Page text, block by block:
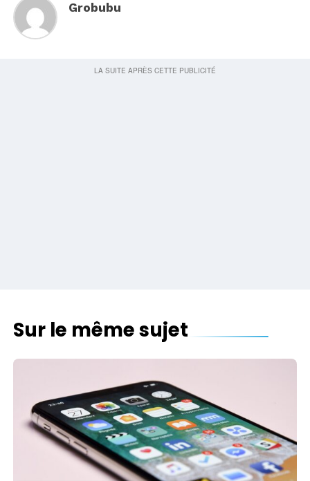
Grobubu
Sur le même sujet